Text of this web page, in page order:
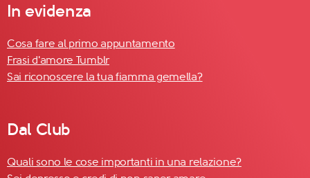
In evidenza
Cosa fare al primo appuntamento
Frasi d'amore Tumblr
Sai riconoscere la tua fiamma gemella?
Dal Club
Quali sono le cose importanti in una relazione?